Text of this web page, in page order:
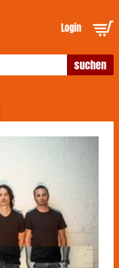
Login